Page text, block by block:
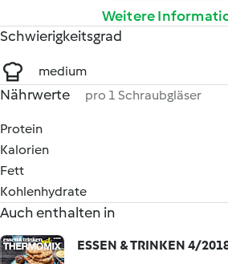
Weitere
Schwierigkeitsgrad
medium
Nährwerte pro 1 Schraubgläser
Protein
Kalorien
Fett
Kohlenhydrate
Auch enthalten in
ESSEN & TRINKEN 4/